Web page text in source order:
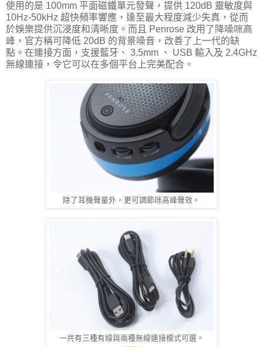
使用的是 100mm 平面磁鐵單元發聲，提供 120dB 靈敏度與
10Hz-50kHz 超快頻率響應，達至最大程度減少失真，從而
於娛樂提供沉浸度和清晰度。而且 Penrose 改用了降噪咪高
峰，官方稱可降低 20dB 的背景噪音，改善了上一代的缺
點。在連接方面，支援藍牙、 3.5mm 、 USB 輸入及 2.4GHz
無線連接，令它可以在多個平台上完美配合。
除了耳機聲量外，更可調節咪高峰聲效。
一共有三種有線與兩種無線連接模式可選。